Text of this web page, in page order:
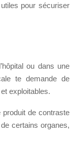
pour sécuriser
ou dans une
te demande de
exploitables.
produit de contraste
certains organes,